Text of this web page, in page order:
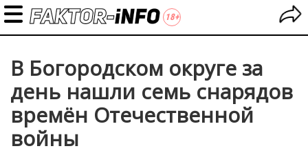
В Богородском округе за
день нашли семь снарядов
времён Отечественной
войны